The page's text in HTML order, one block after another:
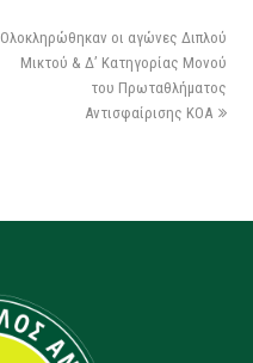
Ολοκληρώθηκαν οι αγώνες Διπλού
Μικτού & Δ’ Κατηγορίας Μονού
του Πρωταθλήματος
Αντισφαίρισης ΚΟΑ